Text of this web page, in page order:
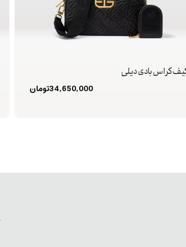
کراس بادی دیلی
34,650,000تومان